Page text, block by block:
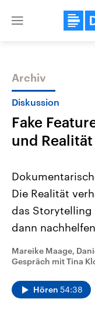
Close
Themen
Landtagswahl
2026
Alle Informationen
Sachsen-Anhalt
Landtag. Seit 2021
Bundesland von
Umfragen,
Wahlprogramme,
und Hintergründe zu
Sendungen
Archiv
Diskussion
Fake
und Realität
Die Realität
das Storytelling
dann
Mareike Maage,
Gespräch mit Tina
Hören 54:38